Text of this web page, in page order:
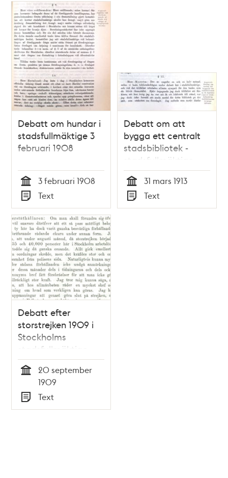
Debatt om hundar i
stadsfullmäktige 3
februari 1908
Tid
3 februari 1908
Typ
Text
Debatt om att
bygga ett centralt
stadsbibliotek -
stadsfullmäktige
1913
Tid
31 mars 1913
Typ
Text
Debatt efter
storstrejken 1909 i
Stockholms
stadsfullmäktige
20 september
1909
Typ
Text